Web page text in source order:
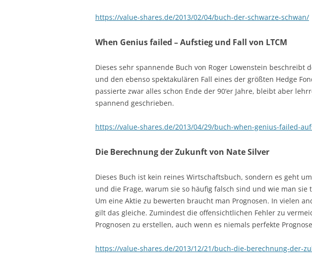
https://value-shares.de/2013/02/04/buch-der-schwarze-schwan/
When Genius failed – Aufstieg und Fall von LTCM
Dieses sehr spannende Buch von Roger Lowenstein beschreibt
und den ebenso spektakulären Fall eines der größten Hedge
passierte zwar alles schon Ende der 90‘er Jahre, bleibt aber
spannend geschrieben.
https://value-shares.de/2013/04/29/buch-when-genius-failed-
Die Berechnung der Zukunft von Nate Silver
Dieses Buch ist kein reines Wirtschaftsbuch, sondern es geht
und die Frage, warum sie so häufig falsch sind und wie man sie
Um eine Aktie zu bewerten braucht man Prognosen. In vielen
gilt das gleiche. Zumindest die offensichtlichen Fehler zu
Prognosen zu erstellen, auch wenn es niemals perfekte
https://value-shares.de/2013/12/21/buch-die-berechnung-der-